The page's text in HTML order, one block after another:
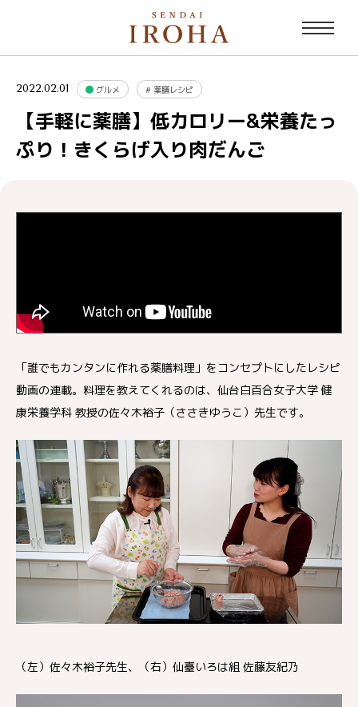
2022.02.01 グルメ # 薬膳レシピ
【手軽に薬膳】低カロリー&栄養たっ
ぷり！きくらげ入り肉だんご
「誰でもカンタンに作れる薬膳料理」をコンセプトにしたレシピ
動画の連載。料理を教えてくれるのは、仙台白百合女子大学 健
康栄養学科 教授の佐々木裕子（ささきゆうこ）先生です。
（左）佐々木裕子先生、（右）仙臺いろは組 佐藤友紀乃